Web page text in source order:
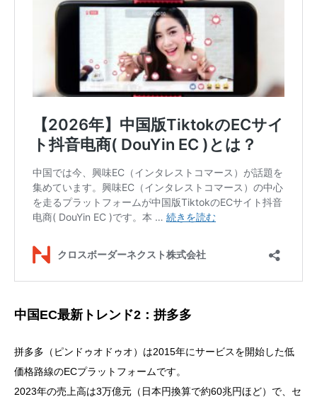
中国EC最新トレンド2：拼多多
拼多多（ピンドゥオドゥオ）は2015年にサービスを開始した低
価格路線のECプラットフォームです。
2023年の売上高は3万億元（日本円換算で約60兆円ほど）で、セ